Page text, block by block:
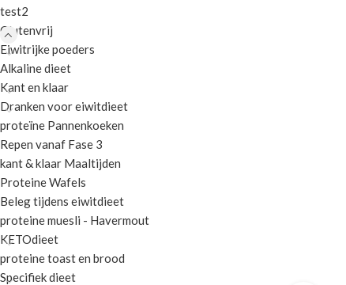
test2
Glutenvrij
Eiwitrijke poeders
Alkaline dieet
Kant en klaar
Dranken voor eiwitdieet
proteïne Pannenkoeken
Repen vanaf Fase 3
kant & klaar Maaltijden
Proteine Wafels
Beleg tijdens eiwitdieet
proteine muesli - Havermout
KETOdieet
proteine toast en brood
Specifiek dieet